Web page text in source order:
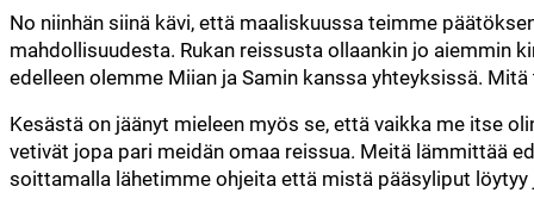
No niinhän siinä kävi, että maaliskuussa teimme
mahdollisuudesta. Rukan reissusta ollaankin jo aiemmin
edelleen olemme Miian ja Samin kanssa yhteyksissä.
Kesästä on jäänyt mieleen myös se, että vaikka me itse
vetivät jopa pari meidän omaa reissua. Meitä lämmittää
soittamalla lähetimme ohjeita että mistä pääsyliput